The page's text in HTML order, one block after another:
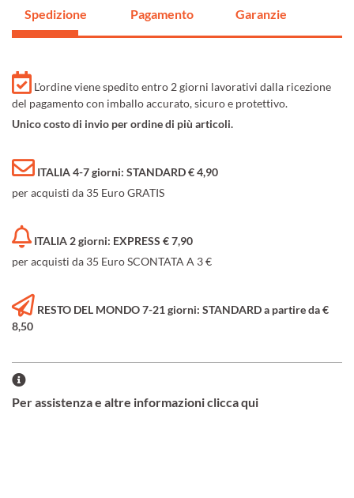
Spedizione Pagamento Garanzie
L'ordine viene spedito entro 2 giorni lavorativi dalla ricezione
del pagamento con imballo accurato, sicuro e protettivo.
Unico costo di invio per ordine di più articoli.
ITALIA 4-7 giorni: STANDARD € 4,90
per acquisti da 35 Euro GRATIS
ITALIA 2 giorni: EXPRESS € 7,90
per acquisti da 35 Euro SCONTATA A 3 €
RESTO DEL MONDO 7-21 giorni: STANDARD a partire da €
8,50
Per assistenza e altre informazioni clicca qui